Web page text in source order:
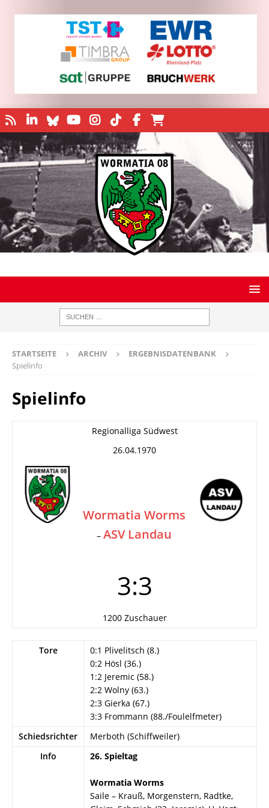
STARTSEITE ARCHIV
ERGEBNISDATENBANK
Spielinfo
Spielinfo
Regionalliga Südwest
26.04.1970
Wormatia Worms
– ASV Landau
3:3
1200 Zuschauer
Tore
0:1 Plivelitsch (8.)
0:2 Hösl (36.)
1:2 Jeremic (58.)
2:2 Wolny (63.)
2:3 Gierka (67.)
3:3 Frommann (88./Foulelfmeter)
Schiedsrichter
Merboth (Schiffweiler)
Info
26. Spieltag
Wormatia Worms
Saile – Krauß, Morgenstern, Radtke,